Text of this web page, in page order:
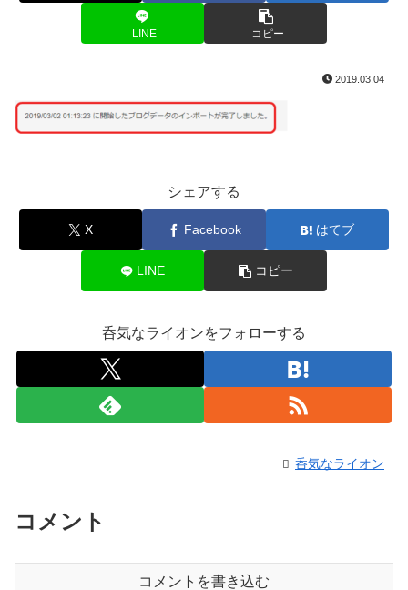
LINE コピー
2019.03.04
シェアする
X Facebook はてブ
LINE コピー
呑気なライオンをフォローする
呑気なライオン
コメント
コメントを書き込む